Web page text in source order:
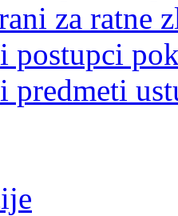
za ratne
postupci
predmeti